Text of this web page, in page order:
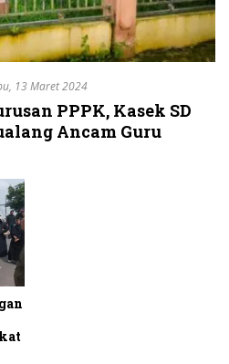
13 Maret 2024
PPPK, Kasek SD
Ancam Guru